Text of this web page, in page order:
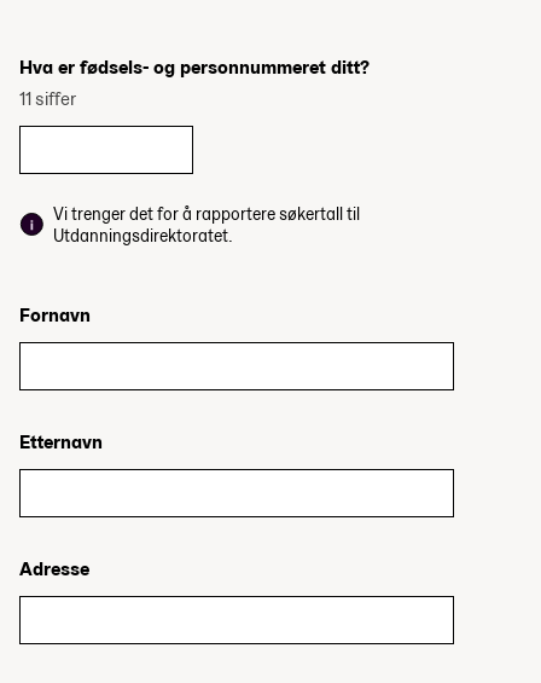
Hva er fødsels- og personnummeret ditt?
11 siffer
Vi trenger det for å rapportere søkertall til
Utdanningsdirektoratet.
Fornavn
Etternavn
Adresse